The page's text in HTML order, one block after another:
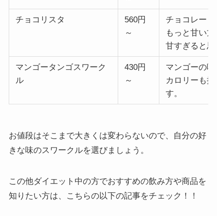
チョコリスタ
560円
～
チョコレー
もっと甘い
甘すぎると
マンゴータンゴスワーク
ル
430円
～
マンゴーの
カロリーも
す。
お値段はそこまで大きくは変わらないので、自分の好
きな味のスワークルを選びましょう。
この他ダイエット中の方でおすすめの飲み方や商品を
知りたい方は、こちらの以下の記事をチェック！！